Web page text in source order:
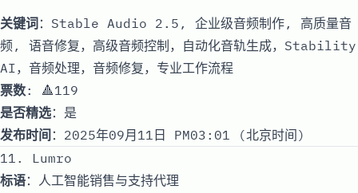
关键词：Stable Audio 2.5, 企业级音频制作, 高质量音
频, 语音修复，高级音频控制，自动化音轨生成，Stability
AI，音频处理，音频修复，专业工作流程
票数: 🔺119
是否精选：是
发布时间 ：2025年09月11日 PM03:01 (北京时间)
11. Lumro
标语：人工智能销售与支持代理